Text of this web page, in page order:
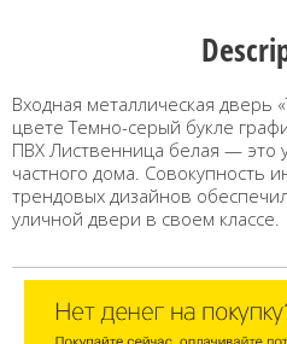
Входная металлическая дверь
цвете Темно-серый букле
ПВХ Лиственница белая — это
частного дома. Совокупность
трендовых дизайнов
уличной двери в своем классе.